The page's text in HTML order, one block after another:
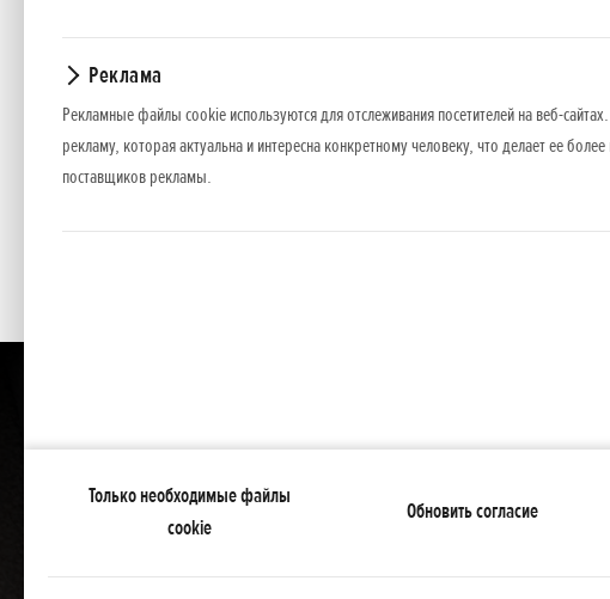
Реклама
Рекламные файлы cookie используются для отслеживания посетителей на веб-
рекламу, которая актуальна и интересна конкретному человеку, что делает ее
поставщиков рекламы.
Только необходимые файлы
cookie
Обновить согласие
Аккумулятор HBP 20
Аккумулятор 2.0 A-ч. Аккумулятор с небольшой емкостью